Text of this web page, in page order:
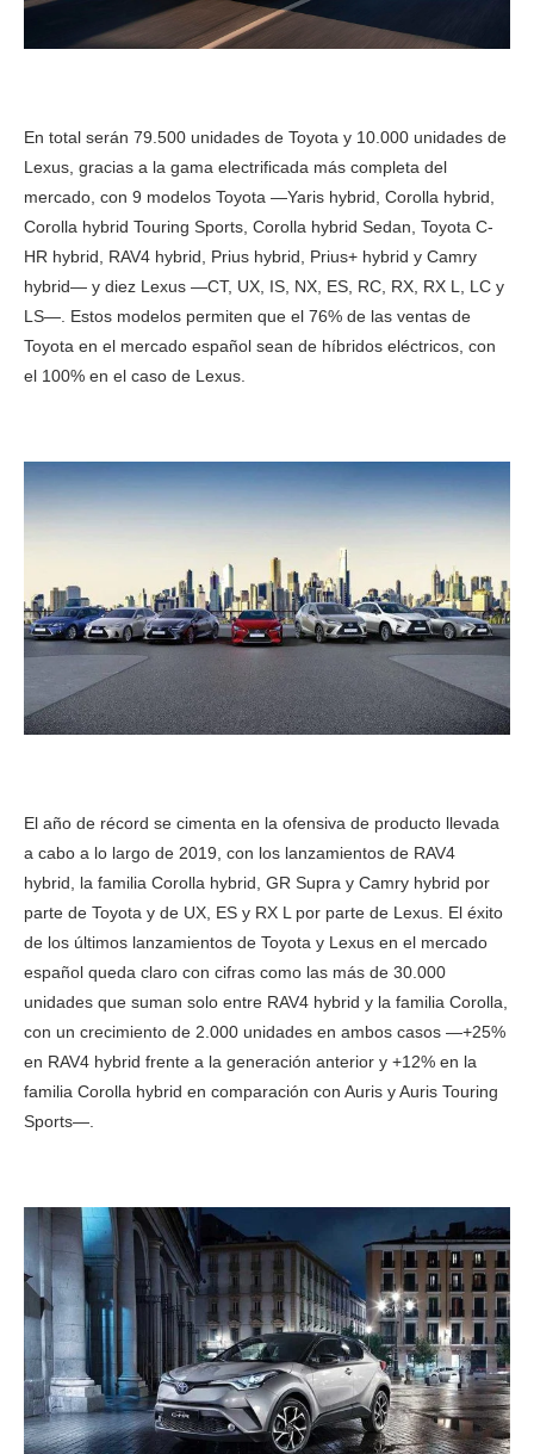
En total serán 79.500 unidades de Toyota y 10.000 unidades de
Lexus, gracias a la gama electrificada más completa del
mercado, con 9 modelos Toyota —Yaris hybrid, Corolla hybrid,
Corolla hybrid Touring Sports, Corolla hybrid Sedan, Toyota C-
HR hybrid, RAV4 hybrid, Prius hybrid, Prius+ hybrid y Camry
hybrid— y diez Lexus —CT, UX, IS, NX, ES, RC, RX, RX L, LC y
LS—. Estos modelos permiten que el 76% de las ventas de
Toyota en el mercado español sean de híbridos eléctricos, con
el 100% en el caso de Lexus.
El año de récord se cimenta en la ofensiva de producto llevada
a cabo a lo largo de 2019, con los lanzamientos de RAV4
hybrid, la familia Corolla hybrid, GR Supra y Camry hybrid por
parte de Toyota y de UX, ES y RX L por parte de Lexus. El éxito
de los últimos lanzamientos de Toyota y Lexus en el mercado
español queda claro con cifras como las más de 30.000
unidades que suman solo entre RAV4 hybrid y la familia Corolla,
con un crecimiento de 2.000 unidades en ambos casos —+25%
en RAV4 hybrid frente a la generación anterior y +12% en la
familia Corolla hybrid en comparación con Auris y Auris Touring
Sports—.